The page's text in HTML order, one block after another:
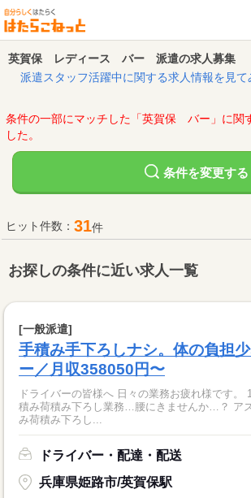
英賀保 レディース バー 派遣の求人募集
派遣スタッフ活躍中に関する求人情報を見て
条件の一部にマッチした「英賀保 バー」に関
した。
条件を変更する
ヒット件数： 31件
お探しの条件に近い求人一覧
[一般派遣]
手積み手下ろしナシ。体の負担
ー／月収358050円〜
ドライバーの皆様へ 日々の業務お疲れ様です。 1日に何度もある、
積み荷積み下ろし業務…腰にきませんか…？ アズスタッフなら ◇積
み荷積み下ろし...
ドライバー・配達・配送
兵庫県姫路市/英賀保駅